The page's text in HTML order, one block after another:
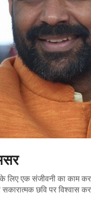
लिए एक संजीवनी का काम
छवि पर विश्वास